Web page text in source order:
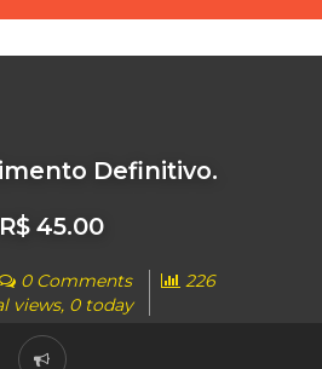
Definitivo.
R$ 45.00
0 Comments
226
views, 0 today